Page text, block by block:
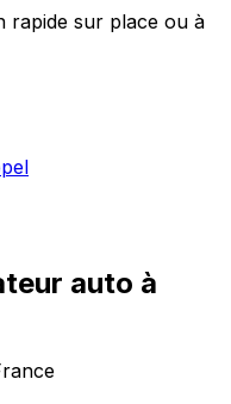
rapide sur place ou à
auto à